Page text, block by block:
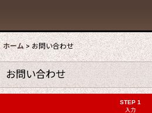
ホーム > お問い合わせ
お問い合わせ
STEP 1
入力